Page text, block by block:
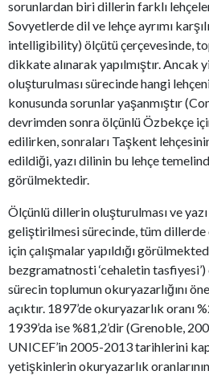
sorunlardan biri dillerin farklı
Sovyetlerde dil ve lehçe ayrımı
intelligibility) ölçütü çerçevesinde,
dikkate alınarak yapılmıştır. Ancak
oluşturulması sürecinde hangi
konusunda sorunlar yaşanmıştır
devrimden sonra ölçünlü Özbekçe
edilirken, sonraları Taşkent
edildiği, yazı dilinin bu lehçe
görülmektedir.
Ölçünlü dillerin oluşturulması ve
geliştirilmesi sürecinde, tüm dillerde
için çalışmalar yapıldığı
bezgramatnosti ‘cehaletin tasfiyesi’)
sürecin toplumun okuryazarlığını
açıktır. 1897’de okuryazarlık oranı
1939’da ise %81,2’dir (Grenoble,
UNICEF’in 2005-2013 tarihlerini
yetişkinlerin okuryazarlık